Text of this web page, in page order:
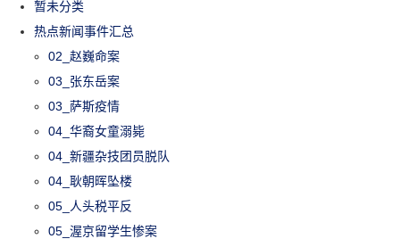
暂未分类
热点新闻事件汇总
02_赵巍命案
03_张东岳案
03_萨斯疫情
04_华裔女童溺毙
04_新疆杂技团员脱队
04_耿朝晖坠楼
05_人头税平反
05_渥京留学生惨案